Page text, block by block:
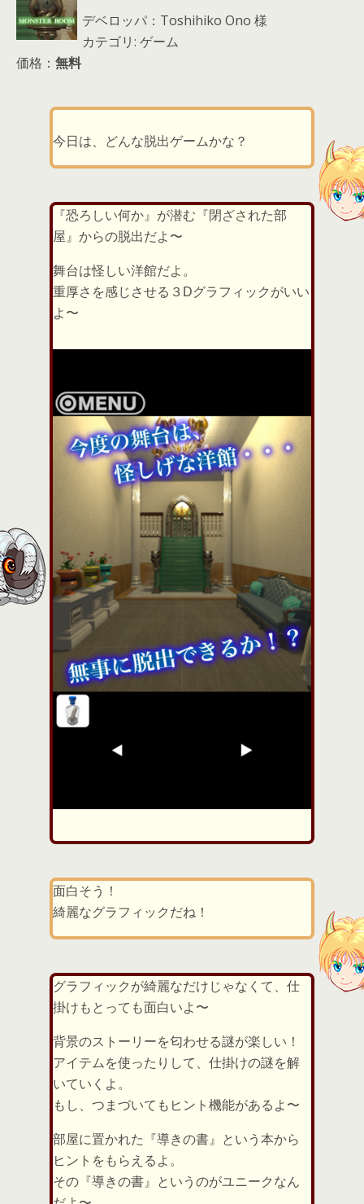
デベロッパ：Toshihiko Ono 様
カテゴリ: ゲーム
価格： 無料
今日は、どんな脱出ゲームかな？
『恐ろしい何か』が潜む『閉ざされた部
屋』からの脱出だよ〜
舞台は怪しい洋館だよ。
重厚さを感じさせる３Dグラフィックがいい
よ〜
面白そう！
綺麗なグラフィックだね！
グラフィックが綺麗なだけじゃなくて、仕
掛けもとっても面白いよ〜
背景のストーリーを匂わせる謎が楽しい！
アイテムを使ったりして、仕掛けの謎を解
いていくよ。
もし、つまづいてもヒント機能があるよ〜
部屋に置かれた『導きの書』という本から
ヒントをもらえるよ。
その『導きの書』というのがユニークなん